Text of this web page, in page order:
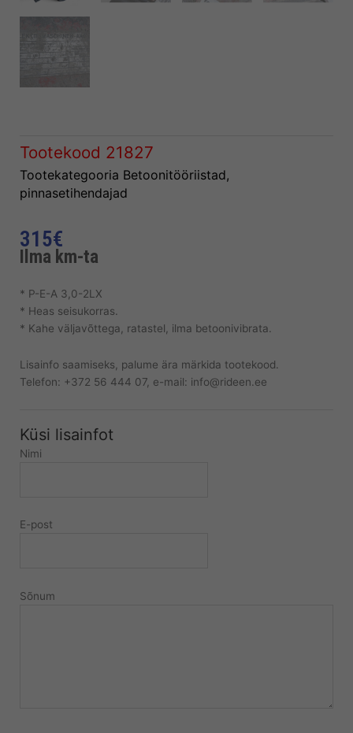
Tootekood 21827
Tootekategooria Betoonitööriistad,
pinnasetihendajad
315€
Ilma km-ta
* P-E-A 3,0-2LX
* Heas seisukorras.
* Kahe väljavõttega, ratastel, ilma betoonivibrata.
Lisainfo saamiseks, palume ära märkida tootekood.
Telefon: +372 56 444 07, e-mail: info@rideen.ee
Küsi lisainfot
Nimi
E-post
Sõnum